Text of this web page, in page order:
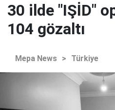
30 ilde "IŞİD"
104 gözaltı
Mepa News > Türkiye